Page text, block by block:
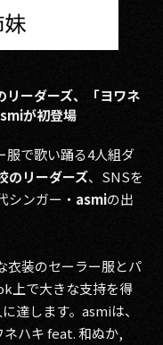
リーダーズ、「ヨワネ
が初登場
服で歌い踊る4人組ダ
のリーダーズ、SNSを
シンガー・ asmiの出
衣装のセーラー服とパ
上で大きな支持を得
達します。asmiは、
ハキ feat. 和ぬか,